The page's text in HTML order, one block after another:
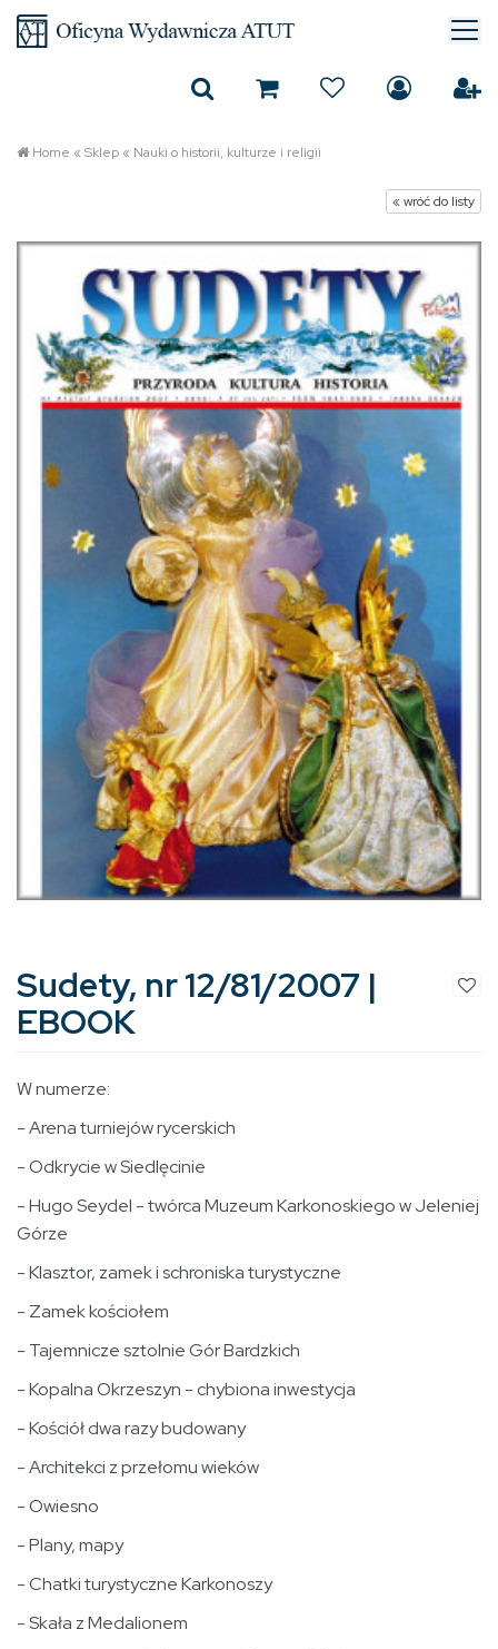
Home «Sklep« Nauki o historii, kulturze i religii
« wróć do listy
Sudety, nr 12/81/2007 |
EBOOK
W numerze:
- Arena turniejów rycerskich
- Odkrycie w Siedlęcinie
- Hugo Seydel - twórca Muzeum Karkonoskiego w Jeleniej
Górze
- Klasztor, zamek i schroniska turystyczne
- Zamek kościołem
- Tajemnicze sztolnie Gór Bardzkich
- Kopalna Okrzeszyn - chybiona inwestycja
- Kościół dwa razy budowany
- Architekci z przełomu wieków
- Owiesno
- Plany, mapy
- Chatki turystyczne Karkonoszy
- Skała z Medalionem